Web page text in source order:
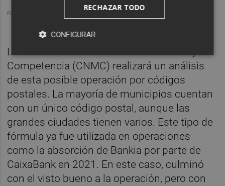
La Comisión Nacional de los Mercados y la
Competencia (CNMC) realizará un análisis
de esta posible operación por códigos
postales. La mayoría de municipios cuentan
con un único código postal, aunque las
grandes ciudades tienen varios. Este tipo de
fórmula ya fue utilizada en operaciones
como la absorción de Bankia por parte de
CaixaBank en 2021. En este caso, culminó
con el visto bueno a la operación, pero con
RECHAZAR TODO
CONFIGURAR